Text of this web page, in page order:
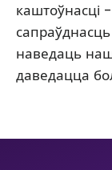
каштоўнасці
наведаць
даведацца